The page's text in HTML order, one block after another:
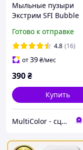
Мыльные пузыри
Экстрим SFI Bubble
Готово к отправке
4.8 (16)
от39₴/мес
390₴
Купить
MultiColor - сценічні эфекти